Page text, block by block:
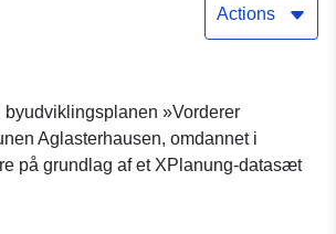
Actions
byudviklingsplanen »Vorderer
Aglasterhausen, omdannet i
på grundlag af et XPlanung-datasæt